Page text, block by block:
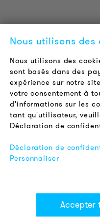
Offres d'emploi
Newsletter
LÉGAL
Conditions Générales
Protection des Données
Mentions Légales
Nous utilisons des
Nous utilisons des
sont basés dans des
expérience sur notre
votre consentement à
d'informations sur les
tant qu'utilisateur,
Déclaration de
Déclaration de
Personnaliser
Accepter